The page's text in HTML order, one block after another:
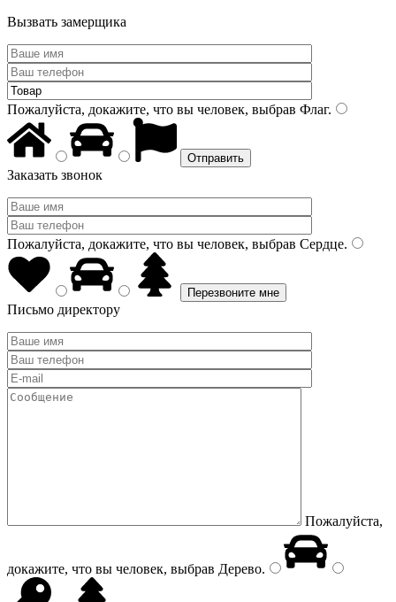
Вызвать замерщика
Пожалуйста, докажите, что вы человек, выбрав Флаг.
Заказать звонок
Пожалуйста, докажите, что вы человек, выбрав Сердце.
Письмо директору
Пожалуйста,
докажите, что вы человек, выбрав Дерево.